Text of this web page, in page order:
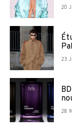
20
23
28